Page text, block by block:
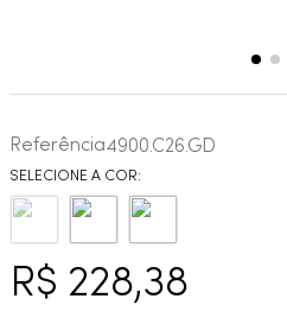
Referência4900.C26.GD
R$ 228,38